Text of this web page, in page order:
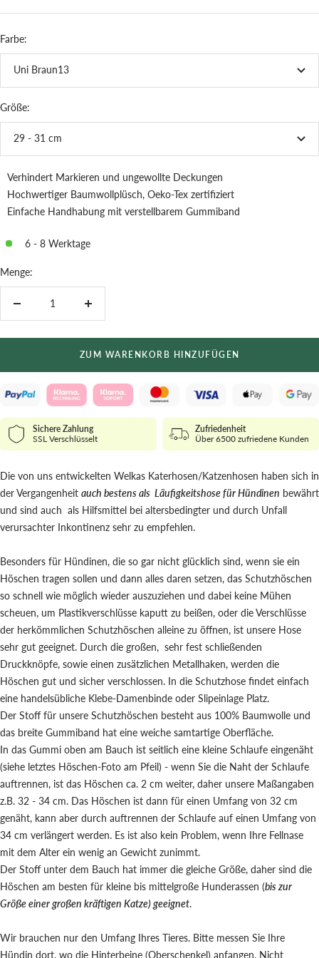
Farbe:
Uni Braun13
Größe:
29 - 31 cm
Verhindert Markieren und ungewollte Deckungen
Hochwertiger Baumwollplüsch, Oeko-Tex zertifiziert
Einfache Handhabung mit verstellbarem Gummiband
6 - 8 Werktage
Menge:
Menge
ZUM WARENKORB HINZUFÜGEN
Sichere Zahlung
SSL Verschlüsselt
Zufriedenheit
Über 6500 zufriedene Kunden
Die von uns entwickelten Welkas Katerhosen/Katzenhosen haben sich in
der Vergangenheit auch bestens als Läufigkeitshose für Hündinen bewährt
und sind auch als Hilfsmittel bei altersbedingter und durch Unfall
verursachter Inkontinenz sehr zu empfehlen.
Besonders für Hündinen, die so gar nicht glücklich sind, wenn sie ein
Höschen tragen sollen und dann alles daren setzen, das Schutzhöschen
so schnell wie möglich wieder auszuziehen und dabei keine Mühen
scheuen, um Plastikverschlüsse kaputt zu beißen, oder die Verschlüsse
der herkömmlichen Schutzhöschen alleine zu öffnen, ist unsere Hose
sehr gut geeignet. Durch die großen, sehr fest schließenden
Druckknöpfe, sowie einen zusätzlichen Metallhaken, werden die
Höschen gut und sicher verschlossen. In die Schutzhose findet einfach
eine handelsübliche Klebe-Damenbinde oder Slipeinlage Platz.
Der Stoff für unsere Schutzhöschen besteht aus 100% Baumwolle und
das breite Gummiband hat eine weiche samtartige Oberfläche.
In das Gummi oben am Bauch ist seitlich eine kleine Schlaufe eingenäht
(siehe letztes Höschen-Foto am Pfeil) - wenn Sie die Naht der Schlaufe
auftrennen, ist das Höschen ca. 2 cm weiter, daher unsere Maßangaben
z.B. 32 - 34 cm. Das Höschen ist dann für einen Umfang von 32 cm
genäht, kann aber durch auftrennen der Schlaufe auf einen Umfang von
34 cm verlängert werden. Es ist also kein Problem, wenn Ihre Fellnase
mit dem Alter ein wenig an Gewicht zunimmt.
Der Stoff unter dem Bauch hat immer die gleiche Größe, daher sind die
Höschen am besten für kleine bis mittelgroße Hunderassen (bis zur
Größe einer großen kräftigen Katze) geeignet.
Wir brauchen nur den Umfang Ihres Tieres. Bitte messen Sie Ihre
Hündin dort, wo die Hinterbeine (Oberschenkel) anfangen. Nicht